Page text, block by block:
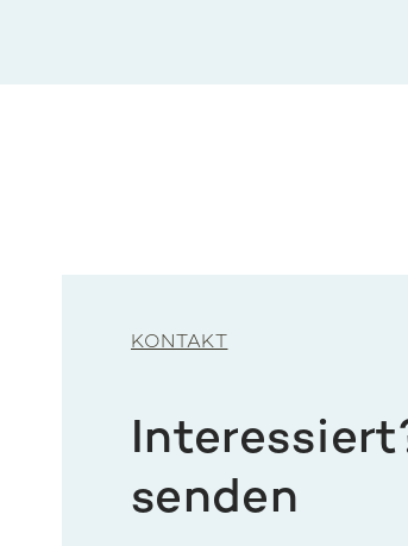
KONTAKT
senden